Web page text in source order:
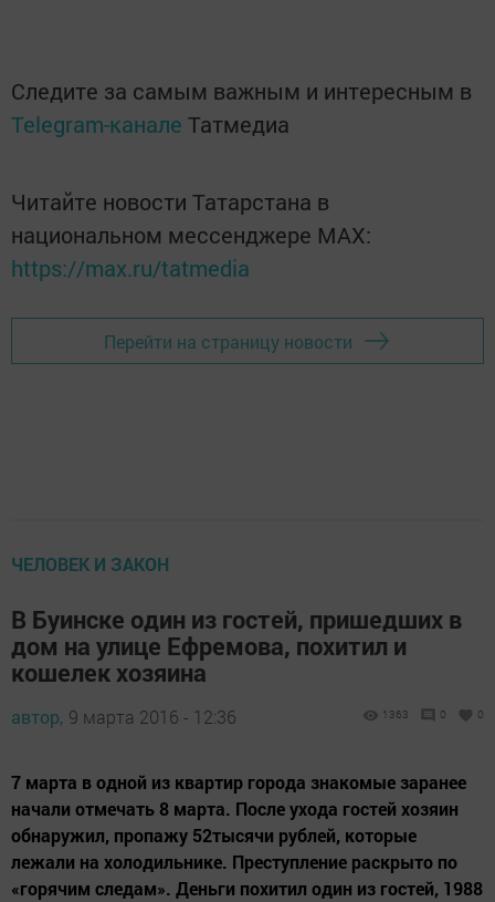
Следите за самым важным и интересным в
Telegram-канале Татмедиа
Читайте новости Татарстана в
национальном мессенджере MАХ:
https://max.ru/tatmedia
Перейти на страницу новости
ЧЕЛОВЕК И ЗАКОН
В Буинске один из гостей, пришедших в
дом на улице Ефремова, похитил и
кошелек хозяина
автор, 9 марта 2016 - 12:36 1363 0 0
7 марта в одной из квартир города знакомые заранее
начали отмечать 8 марта. После ухода гостей хозяин
обнаружил, пропажу 52тысячи рублей, которые
лежали на холодильнике. Преступление раскрыто по
«горячим следам». Деньги похитил один из гостей, 1988